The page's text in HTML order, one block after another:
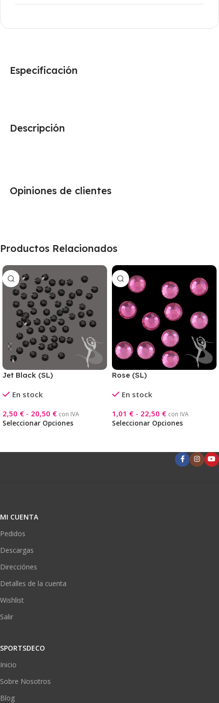
Descripción
Especificación
Opiniones de clientes
Productos Relacionados
Jet Black (SL)
En stock
2,50 € - 20,50 € con IVA
Seleccionar Opciones
Rose (SL)
En stock
1,01 € - 22,50 € con IVA
Seleccionar Opciones
MI CUENTA
Pedidos
Descargas
Direcciónes
Detalles de la cuenta
Wishlist
Salir
SPORTSDECO
Inicio
Sobre Nosotros
Blog